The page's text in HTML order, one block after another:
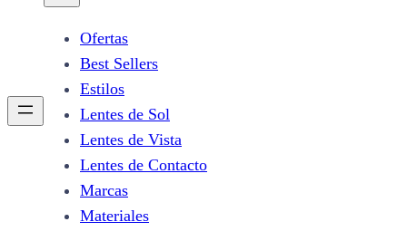
Ofertas
Best Sellers
Estilos
Lentes de Sol
Lentes de Vista
Lentes de Contacto
Marcas
Materiales